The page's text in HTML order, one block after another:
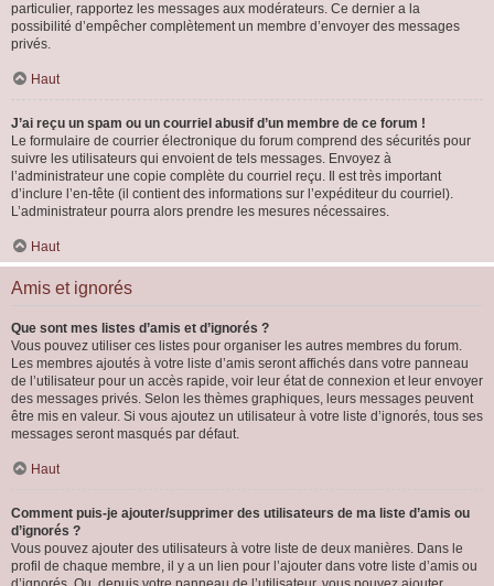
particulier, rapportez les messages aux modérateurs. Ce dernier a la
possibilité d’empêcher complètement un membre d’envoyer des messages
privés.
Haut
J’ai reçu un spam ou un courriel abusif d’un membre de ce forum !
Le formulaire de courrier électronique du forum comprend des sécurités pour
suivre les utilisateurs qui envoient de tels messages. Envoyez à
l’administrateur une copie complète du courriel reçu. Il est très important
d’inclure l’en-tête (il contient des informations sur l’expéditeur du courriel).
L’administrateur pourra alors prendre les mesures nécessaires.
Haut
Amis et ignorés
Que sont mes listes d’amis et d’ignorés ?
Vous pouvez utiliser ces listes pour organiser les autres membres du forum.
Les membres ajoutés à votre liste d’amis seront affichés dans votre panneau
de l’utilisateur pour un accès rapide, voir leur état de connexion et leur envoyer
des messages privés. Selon les thèmes graphiques, leurs messages peuvent
être mis en valeur. Si vous ajoutez un utilisateur à votre liste d’ignorés, tous ses
messages seront masqués par défaut.
Haut
Comment puis-je ajouter/supprimer des utilisateurs de ma liste d’amis ou
d’ignorés ?
Vous pouvez ajouter des utilisateurs à votre liste de deux manières. Dans le
profil de chaque membre, il y a un lien pour l’ajouter dans votre liste d’amis ou